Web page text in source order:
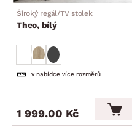
Široký regál/TV stolek
Theo, bílý
v nabídce více rozměrů
1 999.00 Kč